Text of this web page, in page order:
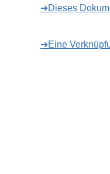
➔Dieses
➔Eine